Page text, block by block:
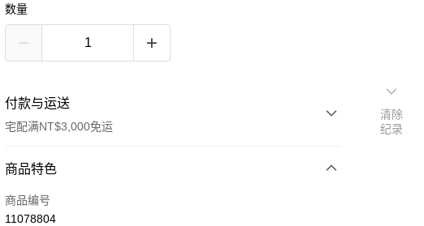
数量
付款与运送
宅配满NT$3,000免运
付款方式
信用卡一次付款
商品特色
商品编号
11078804
清除
纪录